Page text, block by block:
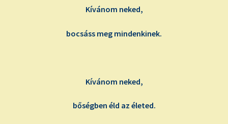
Kívánom neked,
bocsáss meg mindenkinek.
Kívánom neked,
bőségben éld az életed.